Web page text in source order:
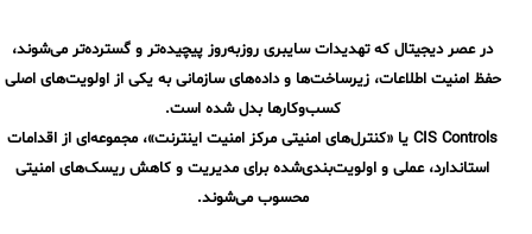
در عصر دیجیتال که تهدیدات سایبری روزبه‌روز پیچیده‌تر و گسترده‌تر می‌شوند،
حفظ امنیت اطلاعات، زیرساخت‌ها و داده‌های سازمانی به یکی از اولویت‌های اصلی
کسب‌وکارها بدل شده است.
CIS Controls یا «کنترل‌های امنیتی مرکز امنیت اینترنت»، مجموعه‌ای از اقدامات
استاندارد، عملی و اولویت‌بندی‌شده برای مدیریت و کاهش ریسک‌های امنیتی
محسوب می‌شوند.
◉
ManageEngine Malware Protection Plus
سامانه مدیریت دسترسی ممتاز
سامانه مدیریت و مانیتورینگ شبکه